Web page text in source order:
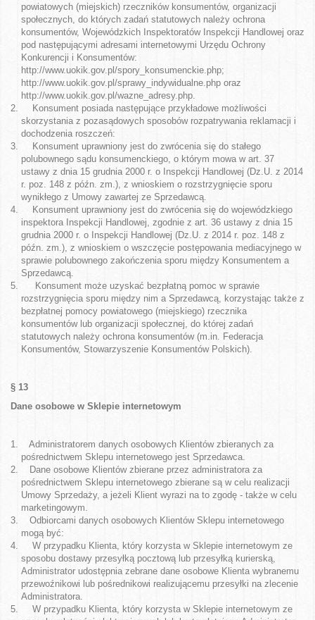
powiatowych (miejskich) rzeczników konsumentów, organizacji
społecznych, do których zadań statutowych należy ochrona
konsumentów, Wojewódzkich Inspektoratów Inspekcji Handlowej oraz
pod następującymi adresami internetowymi Urzędu Ochrony
Konkurencji i Konsumentów:
http://www.uokik.gov.pl/spory_konsumenckie.php;
http://www.uokik.gov.pl/sprawy_indywidualne.php oraz
http://www.uokik.gov.pl/wazne_adresy.php.
Konsument posiada następujące przykładowe możliwości
skorzystania z pozasądowych sposobów rozpatrywania reklamacji i
dochodzenia roszczeń:
Konsument uprawniony jest do zwrócenia się do stałego
polubownego sądu konsumenckiego, o którym mowa w art. 37
ustawy z dnia 15 grudnia 2000 r. o Inspekcji Handlowej (Dz.U. z 2014
r. poz. 148 z późn. zm.), z wnioskiem o rozstrzygnięcie sporu
wynikłego z Umowy zawartej ze Sprzedawcą.
Konsument uprawniony jest do zwrócenia się do wojewódzkiego
inspektora Inspekcji Handlowej, zgodnie z art. 36 ustawy z dnia 15
grudnia 2000 r. o Inspekcji Handlowej (Dz.U. z 2014 r. poz. 148 z
późn. zm.), z wnioskiem o wszczęcie postępowania mediacyjnego w
sprawie polubownego zakończenia sporu między Konsumentem a
Sprzedawcą.
Konsument może uzyskać bezpłatną pomoc w sprawie
rozstrzygnięcia sporu między nim a Sprzedawcą, korzystając także z
bezpłatnej pomocy powiatowego (miejskiego) rzecznika
konsumentów lub organizacji społecznej, do której zadań
statutowych należy ochrona konsumentów (m.in. Federacja
Konsumentów, Stowarzyszenie Konsumentów Polskich).
§ 13
Dane osobowe w Sklepie internetowym
Administratorem danych osobowych Klientów zbieranych za
pośrednictwem Sklepu internetowego jest Sprzedawca.
Dane osobowe Klientów zbierane przez administratora za
pośrednictwem Sklepu internetowego zbierane są w celu realizacji
Umowy Sprzedaży, a jeżeli Klient wyrazi na to zgodę - także w celu
marketingowym.
Odbiorcami danych osobowych Klientów Sklepu internetowego
mogą być:
W przypadku Klienta, który korzysta w Sklepie internetowym ze
sposobu dostawy przesyłką pocztową lub przesyłką kurierską,
Administrator udostępnia zebrane dane osobowe Klienta wybranemu
przewoźnikowi lub pośrednikowi realizującemu przesyłki na zlecenie
Administratora.
W przypadku Klienta, który korzysta w Sklepie internetowym ze